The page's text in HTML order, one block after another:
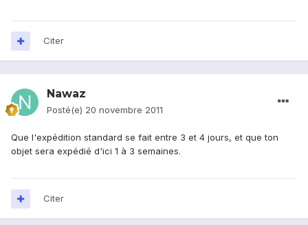
Citer
Nawaz
Posté(e) 20 novembre 2011
Que l'expédition standard se fait entre 3 et 4 jours, et que ton
objet sera expédié d'ici 1 à 3 semaines.
Citer